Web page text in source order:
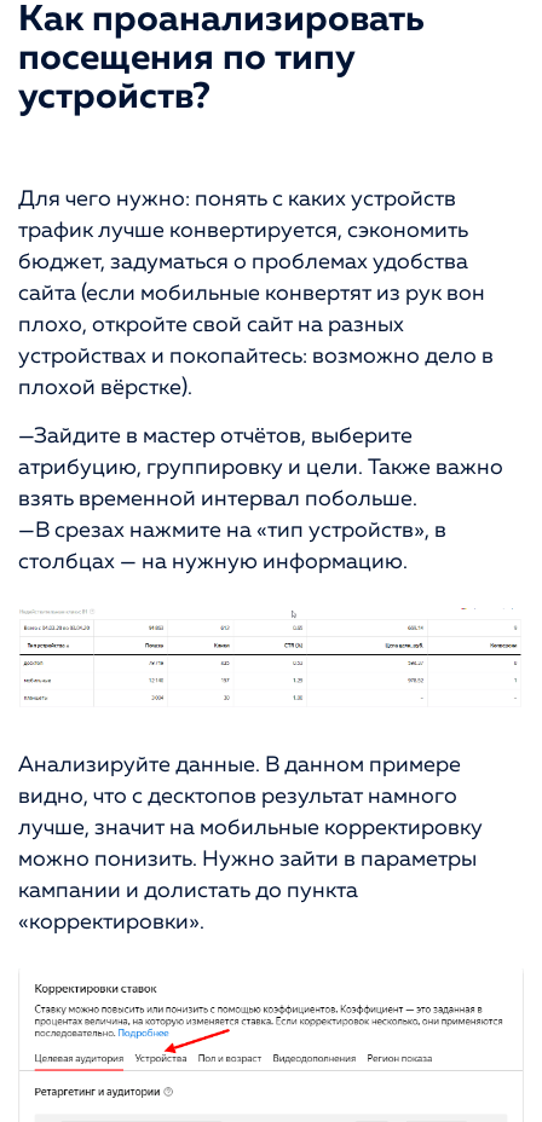
Как проанализировать
посещения по типу
устройств?
Для чего нужно: понять с каких устройств
трафик лучше конвертируется, сэкономить
бюджет, задуматься о проблемах удобства
сайта (если мобильные конвертят из рук вон
плохо, откройте свой сайт на разных
устройствах и покопайтесь: возможно дело в
плохой вёрстке).
—Зайдите в мастер отчётов, выберите
атрибуцию, группировку и цели. Также важно
взять временной интервал побольше.
—В срезах нажмите на «тип устройств», в
столбцах — на нужную информацию.
Анализируйте данные. В данном примере
видно, что с десктопов результат намного
лучше, значит на мобильные корректировку
можно понизить. Нужно зайти в параметры
кампании и долистать до пункта
«корректировки».